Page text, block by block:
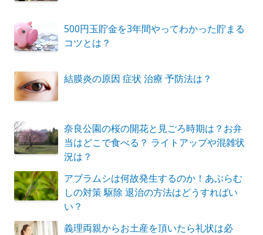
500円玉貯金を3年間やってわかった貯まる
コツとは？
結膜炎の原因 症状 治療 予防法は？
奈良公園の桜の開花と見ごろ時期は？お弁
当はどこで食べる？ ライトアップや混雑状
況は？
アブラムシは何故発生するのか！あぶらむ
しの対策 駆除 退治の方法はどうすればい
い？
義理両親からお土産を頂いたら礼状は必